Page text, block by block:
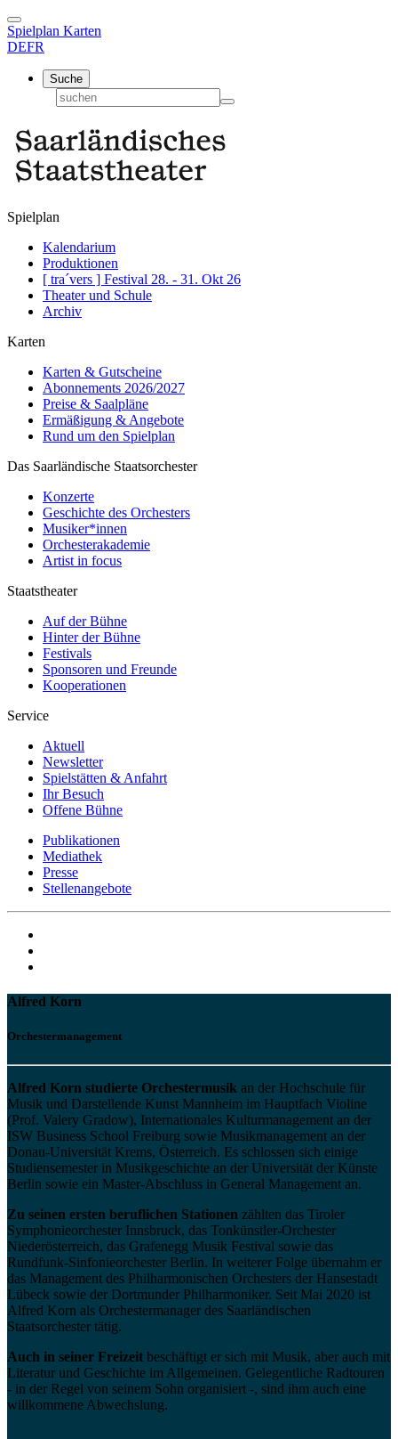
Spielplan Karten
DEFR
Suche
Spielplan
Kalendarium
Produktionen
[ tra´vers ] Festival 28. - 31. Okt 26
Theater und Schule
Archiv
Karten
Karten & Gutscheine
Abonnements 2026/2027
Preise & Saalpläne
Ermäßigung & Angebote
Rund um den Spielplan
Das Saarländische Staatsorchester
Konzerte
Geschichte des Orchesters
Musiker*innen
Orchesterakademie
Artist in focus
Staatstheater
Auf der Bühne
Hinter der Bühne
Festivals
Sponsoren und Freunde
Kooperationen
Service
Aktuell
Newsletter
Spielstätten & Anfahrt
Ihr Besuch
Offene Bühne
Publikationen
Mediathek
Presse
Stellenangebote
Alfred Korn
Orchestermanagement
Alfred Korn studierte Orchestermusik an der Hochschule für
Musik und Darstellende Kunst Mannheim im Hauptfach Violine
(Prof. Valery Gradow), Internationales Kulturmanagement an der
ISW Business School Freiburg sowie Musikmanagement an der
Donau-Universität Krems, Österreich. Es schlossen sich einige
Studiensemester in Musikgeschichte an der Universität der Künste
Berlin sowie ein Master-Abschluss in General Management an.
Zu seinen ersten beruflichen Stationen zählten das Tiroler
Symphonieorchester Innsbruck, das Tonkünstler-Orchester
Niederösterreich, das Grafenegg Musik Festival sowie das
Rundfunk-Sinfonieorchester Berlin. In weiterer Folge übernahm er
das Management des Philharmonischen Orchesters der Hansestadt
Lübeck sowie der Dortmunder Philharmoniker. Seit Mai 2020 ist
Alfred Korn als Orchestermanager des Saarländischen
Staatsorchester tätig.
Auch in seiner Freizeit beschäftigt er sich mit Musik, aber auch mit
Literatur und Geschichte im Allgemeinen. Gelegentliche Radtouren
- in der Regel von seinem Sohn organisiert -, sind ihm auch eine
willkommene Abwechslung.